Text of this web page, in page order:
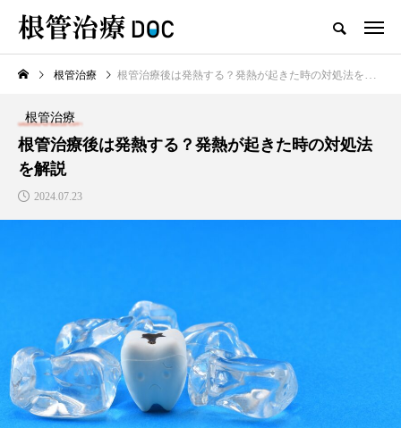
TOP 根管治療
新着記事
根管治療
高田馬場おすすめの根管治療
の名医1人
2026.02.03
根管治療 根管治療後は発熱する？発熱が起きた時の対処法を解説
根管治療
根管治療後は発熱する？発熱が起きた時の対処法
を解説
2024.07.23